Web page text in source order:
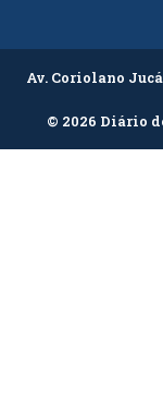
Av. Coriolano
© 2026 Diário